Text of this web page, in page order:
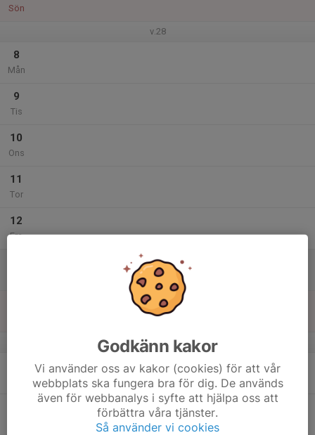
Sön
v.28
8
Mån
9
Tis
10
Ons
11
Tor
12
Fre
v.29
Godkänn kakor
Vi använder oss av kakor (cookies) för att vår
webbplats ska fungera bra för dig. De används
även för webbanalys i syfte att hjälpa oss att
förbättra våra tjänster.
Så använder vi cookies